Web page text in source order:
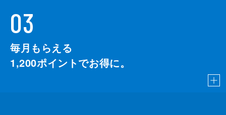
03
毎月もらえる
1,200ポイントでお得に。